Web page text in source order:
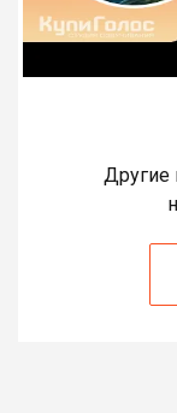
Другие